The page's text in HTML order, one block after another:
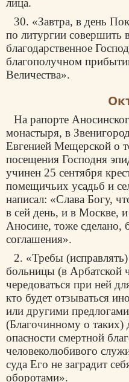
лица.
30. «Завтра, в день
по литургии совершить
благодарственное
благополучном
Величества».
На рапорте
монастыря, в
Евгенией Мещерской о
посещения Господня
учинен 25 сентября
помещичьих усадьб и
написал: «Слава Богу,
в сей день, и в Москве,
Аносине, тоже сделано,
соглашения».
2. «Требы
больницы (в Арбатской
чередоваться при ней
кто будет отзываться
или другими
(Благочинному о таких)
опасности смертной
человеколюбивого
суда Его не заградит
оборотами».